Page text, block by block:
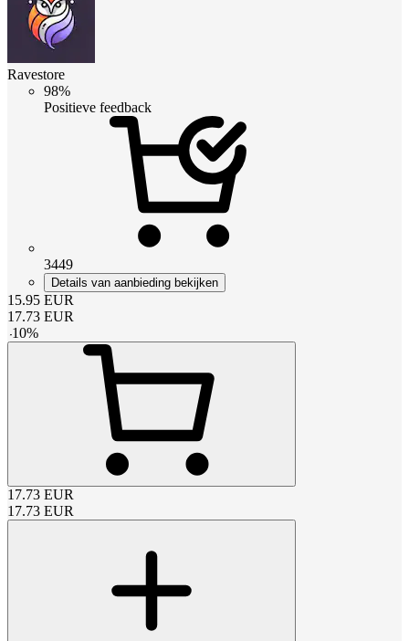
Ravestore
98%
Positieve feedback
3449
Details van aanbieding bekijken
15.95 EUR
17.73 EUR
-10%
17.73 EUR
17.73 EUR